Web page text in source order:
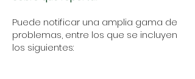
Puede notificar una amplia gama de
problemas, entre los que se incluyen
los siguientes: